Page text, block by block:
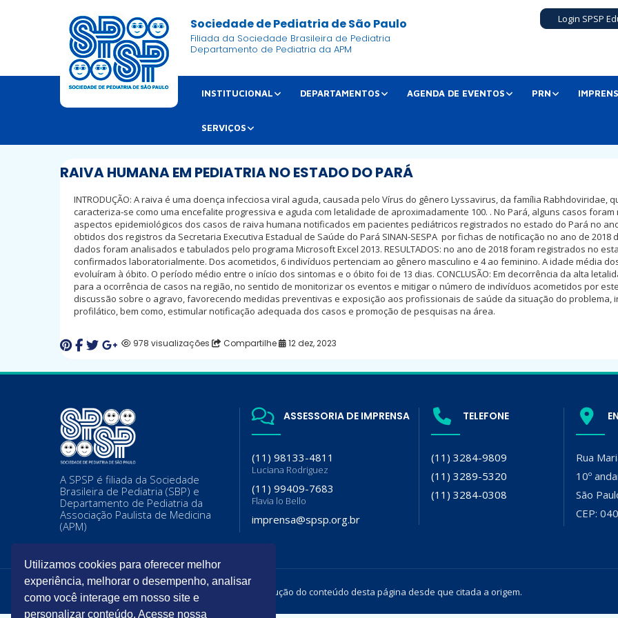
Sociedade de Pediatria de São Paulo
Filiada da Sociedade Brasileira de Pediatria
Departamento de Pediatria da APM
Login SPSP
INSTITUCIONAL DEPARTAMENTOS AGENDA DE EVENTOS PRN
SERVIÇOS
RAIVA HUMANA EM PEDIATRIA NO ESTADO DO PARÁ
INTRODUÇÃO: A raiva é uma doença infecciosa viral aguda, causada pelo Vírus do gênero Lyssavirus, da família Rabhdoviridae,
caracteriza-se como uma encefalite progressiva e aguda com letalidade de aproximadamente 100. . No Pará, alguns casos foram
aspectos epidemiológicos dos casos de raiva humana notificados em pacientes pediátricos registrados no estado do Pará no ano
obtidos dos registros da Secretaria Executiva Estadual de Saúde do Pará SINAN-SESPA  por fichas de notificação no ano de
dados foram analisados e tabulados pelo programa Microsoft Excel 2013. RESULTADOS: no ano de 2018 foram registrados no
confirmados laboratorialmente. Dos acometidos, 6 indivíduos pertenciam ao gênero masculino e 4 ao feminino. A idade média
evoluíram à óbito. O período médio entre o início dos sintomas e o óbito foi de 13 dias. CONCLUSÃO: Em decorrência da alta
para a ocorrência de casos na região, no sentido de monitorizar os eventos e mitigar o número de indivíduos acometidos por
discussão sobre o agravo, favorecendo medidas preventivas e exposição aos profissionais de saúde da situação do
profilático, bem como, estimular notificação adequada dos casos e promoção de pesquisas na área.
978 visualizações Compartilhe 12 dez, 2023
A SPSP é filiada da Sociedade
Brasileira de Pediatria (SBP) e
Departamento de Pediatria da
Associação Paulista de Medicina
(APM)
ASSESSORIA DE IMPRENSA
(11) 98133-4811
Luciana Rodriguez
(11) 99409-7683
Flavia lo Bello
imprensa@spsp.org.br
TELEFONE
(11) 3284-9809
(11) 3289-5320
(11) 3284-0308
Rua
10º
São
CEP:
Todos os direitos reservados. É permitida a reprodução do conteúdo desta página desde que citada a origem.
Utilizamos cookies para oferecer melhor
experiência, melhorar o desempenho, analisar
como você interage em nosso site e
personalizar conteúdo. Acesse nossa